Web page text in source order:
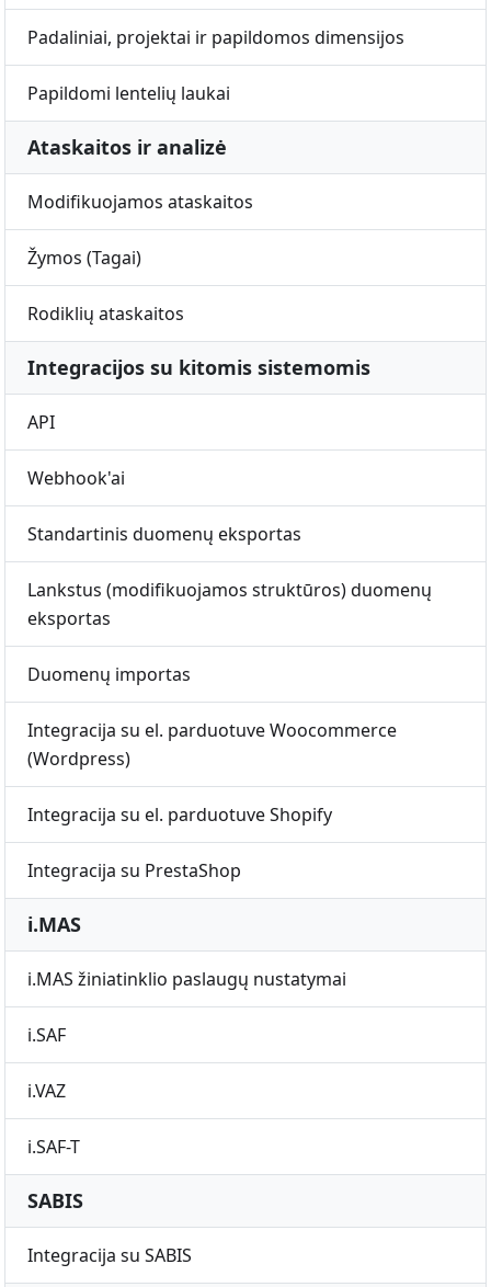
Padaliniai, projektai ir papildomos dimensijos
Papildomi lentelių laukai
Ataskaitos ir analizė
Modifikuojamos ataskaitos
Žymos (Tagai)
Rodiklių ataskaitos
Integracijos su kitomis sistemomis
API
Webhook'ai
Standartinis duomenų eksportas
Lankstus (modifikuojamos struktūros) duomenų
eksportas
Duomenų importas
Integracija su el. parduotuve Woocommerce
(Wordpress)
Integracija su el. parduotuve Shopify
Integracija su PrestaShop
i.MAS
i.MAS žiniatinklio paslaugų nustatymai
i.SAF
i.VAZ
i.SAF-T
SABIS
Integracija su SABIS